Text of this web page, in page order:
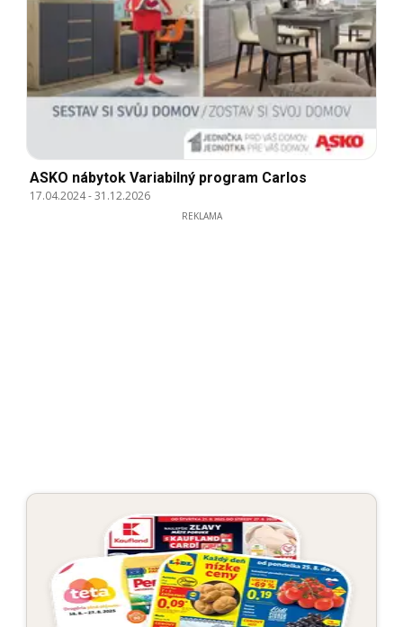
ASKO nábytok Variabilný program Carlos
17.04.2024-31.12.2026
REKLAMA